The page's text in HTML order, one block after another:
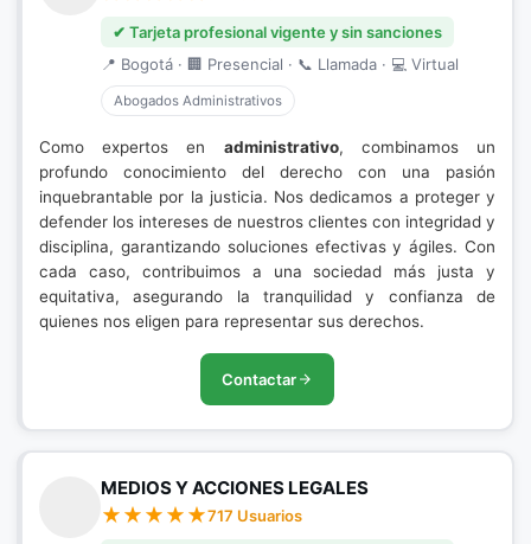
✔ Tarjeta profesional vigente y sin sanciones
📍 Bogotá · 🏢 Presencial · 📞 Llamada · 💻 Virtual
Abogados Administrativos
Como expertos en administrativo, combinamos un
profundo conocimiento del derecho con una pasión
inquebrantable por la justicia. Nos dedicamos a proteger y
defender los intereses de nuestros clientes con integridad y
disciplina, garantizando soluciones efectivas y ágiles. Con
cada caso, contribuimos a una sociedad más justa y
equitativa, asegurando la tranquilidad y confianza de
quienes nos eligen para representar sus derechos.
Contactar
MEDIOS Y ACCIONES LEGALES
717 Usuarios